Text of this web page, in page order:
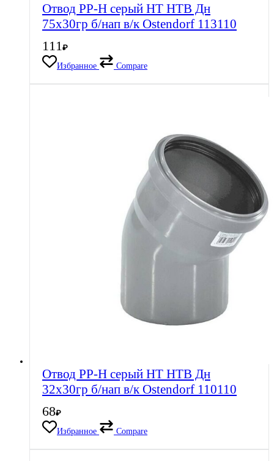
Отвод PP-H серый HT HTB Дн
75х30гр б/нап в/к Ostendorf 113110
111 ₽
Избранное
Compare
Отвод PP-H серый HT HTB Дн
32х30гр б/нап в/к Ostendorf 110110
68₽
Избранное
Compare